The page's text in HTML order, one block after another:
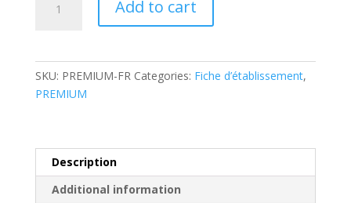
Entreprise
Add to cart
SKU: PREMIUM-FR Categories: Fiche d’établissement,
PREMIUM
Description
Additional information